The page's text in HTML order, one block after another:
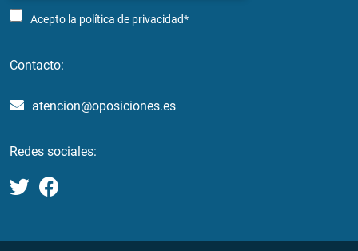
Acepto la política de privacidad*
Contacto:
atencion@oposiciones.es
Redes sociales: